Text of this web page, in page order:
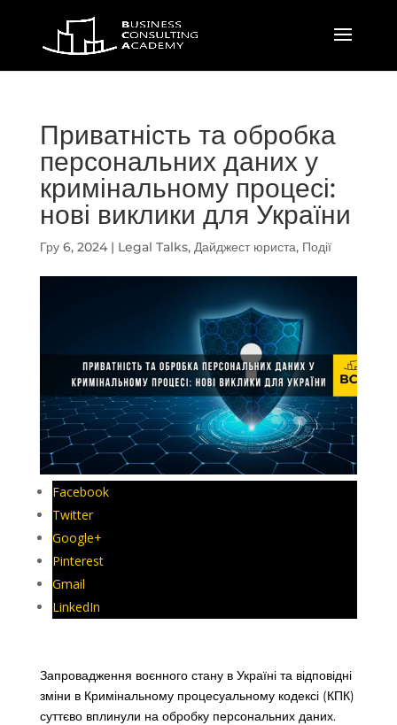
Приватність та обробка
персональних даних у
кримінальному процесі:
нові виклики для України
Гру 6, 2024| Legal Talks, Дайджест юриста, Події
Facebook
Twitter
Google+
Pinterest
Gmail
LinkedIn
Запровадження воєнного стану в Україні та відповідні
зміни в Кримінальному процесуальному кодексі (КПК)
суттєво вплинули на обробку персональних даних.